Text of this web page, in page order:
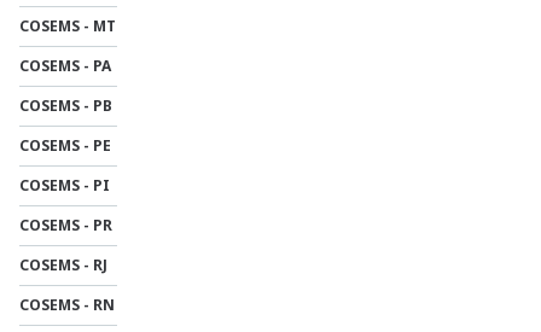
COSEMS - MT
COSEMS - PA
COSEMS - PB
COSEMS - PE
COSEMS - PI
COSEMS - PR
COSEMS - RJ
COSEMS - RN